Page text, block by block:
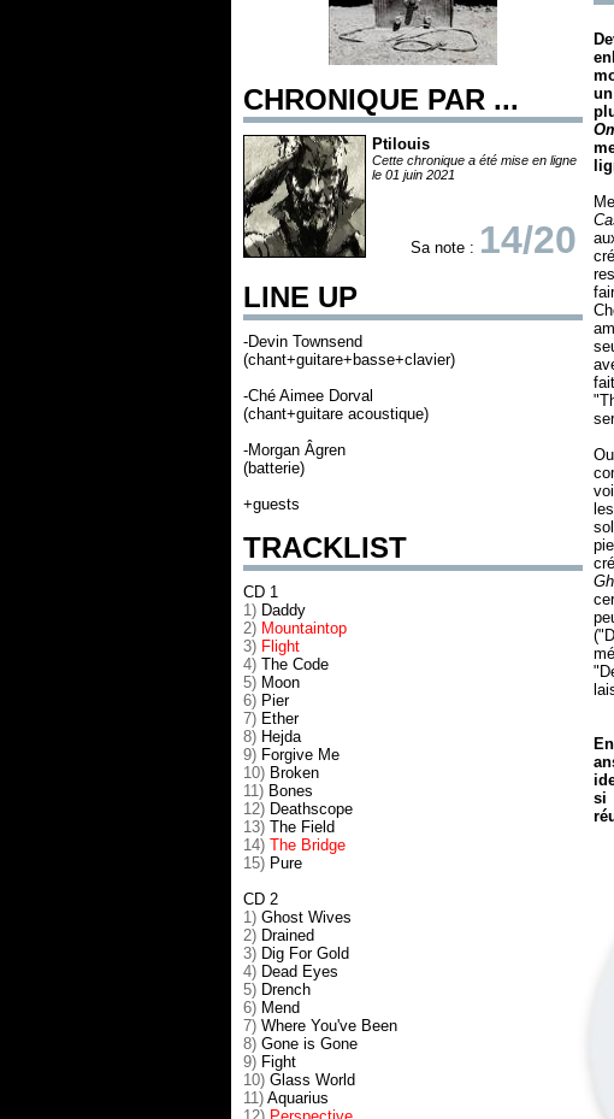
CHRONIQUE PAR ...
Ptilouis
Cette chronique a été mise en ligne
le 01 juin 2021
Sa note : 14/20
LINE UP
-Devin Townsend
(chant+guitare+basse+clavier)
-Ché Aimee Dorval
(chant+guitare acoustique)
-Morgan Âgren
(batterie)
+guests
TRACKLIST
CD 1
1) Daddy
2) Mountaintop
3) Flight
4) The Code
5) Moon
6) Pier
7) Ether
8) Hejda
9) Forgive Me
10) Broken
11) Bones
12) Deathscope
13) The Field
14) The Bridge
15) Pure
CD 2
1) Ghost Wives
2) Drained
3) Dig For Gold
4) Dead Eyes
5) Drench
6) Mend
7) Where You've Been
8) Gone is Gone
9) Fight
10) Glass World
11) Aquarius
si